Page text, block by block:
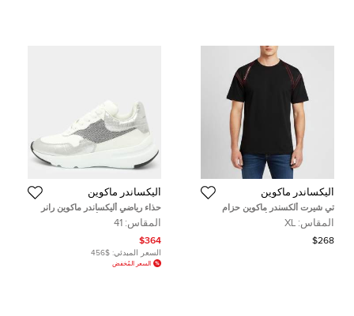
أليكساندر ماكوين
تي شيرت ألكسندر ماكوين حزام
شريط شعار قطني أسود مقاس كبير
جدًا
المقاس: XL
$268
أليكساندر ماكوين
حذاء رياضي أليكساندر ماكوين رانر
شبك وجلد أحمر / أبيض عنق منخفض
كبير جداً مقاس 41
المقاس: 41
$364
السعر المبدئي: $456
السعر المُخفض